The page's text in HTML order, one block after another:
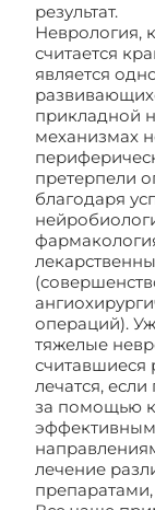
результат.
Неврология,
считается
является
прикладной
механизмах
претерпели
благодаря
операций).
тяжелые
лечатся,
за помощью к
лечение